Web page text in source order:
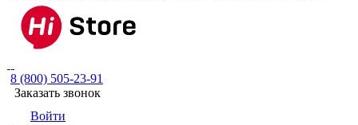
8 (800) 505-23-91
Заказать звонок
Войти